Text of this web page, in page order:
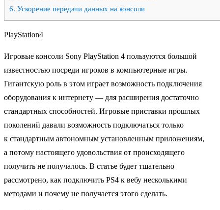
6. Ускорение передачи данных на консоли
PlayStation4
Игровые консоли Sony PlayStation 4 пользуются большой
известностью посреди игроков в компьютерные игры.
Гигантскую роль в этом играет возможность подключения
оборудования к интернету — для расширения достаточно
стандартных способностей. Игровые приставки прошлых
поколений давали возможность подключаться только
к стандартным автономным установленным приложениям,
а потому настоящего удовольствия от происходящего
получить не получалось. В статье будет тщательно
рассмотрено, как подключить PS4 к вебу несколькими
методами и почему не получается этого сделать.